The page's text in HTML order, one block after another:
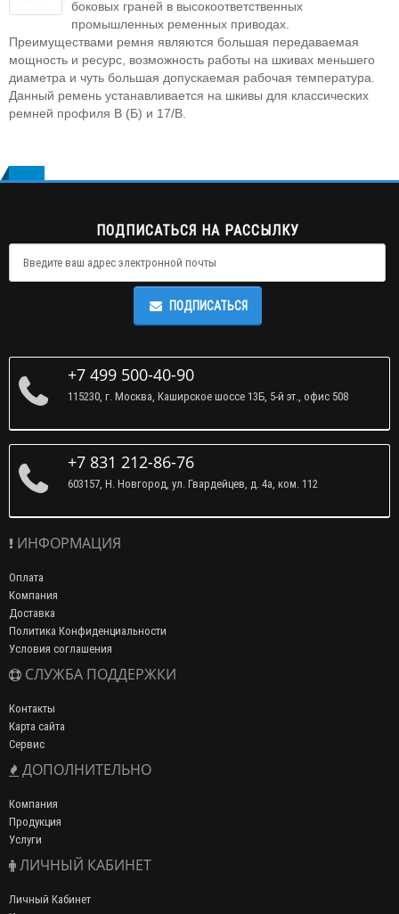
боковых граней в высокоответственных
промышленных ременных приводах.
Преимуществами ремня являются большая передаваемая
мощность и ресурс, возможность работы на шкивах меньшего
диаметра и чуть большая допускаемая рабочая температура.
Данный ремень устанавливается на шкивы для классических
ремней профиля B (Б) и 17/B.
ПОДПИСАТЬСЯ НА РАССЫЛКУ
ПОДПИСАТЬСЯ
+7 499 500-40-90
115230, г. Москва, Каширское шоссе 13Б, 5-й эт., офис 508
+7 831 212-86-76
603157, Н. Новгород, ул. Гвардейцев, д. 4а, ком. 112
ИНФОРМАЦИЯ
Оплата
Компания
Доставка
Политика Конфиденциальности
Условия соглашения
СЛУЖБА ПОДДЕРЖКИ
Контакты
Карта сайта
Сервис
ДОПОЛНИТЕЛЬНО
Компания
Продукция
Услуги
ЛИЧНЫЙ КАБИНЕТ
Личный Кабинет